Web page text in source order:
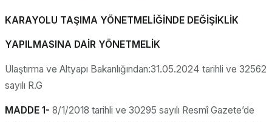
KARAYOLU TAŞIMA YÖNETMELİĞİNDE DEĞİŞİKLİK
YAPILMASINA DAİR YÖNETMELİK
Ulaştırma ve Altyapı Bakanlığından:31.05.2024 tarihli ve 32562
sayılı R.G
MADDE 1- 8/1/2018 tarihli ve 30295 sayılı Resmî Gazete’de